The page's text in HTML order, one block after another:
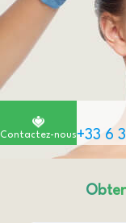
Contactez-nous+33 6